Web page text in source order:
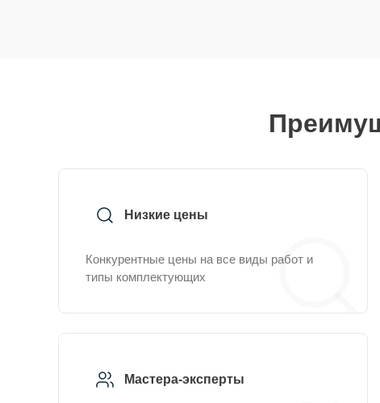
Низкие цены
Конкурентные цены на все виды работ и
типы комплектующих
Мастера-эксперты